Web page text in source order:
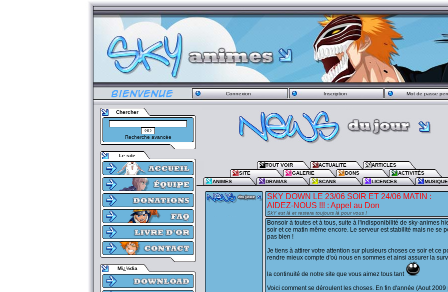
Connexion Inscription Mot de passe
Chercher
Recherche avancée
Le site
Mï¿½dia
TOUT VOIR ACTUALITE
ARTICLES
SITE
GALERIE DONS
ACTIVITÉS
ANIMES
DRAMAS SCANS LICENCES
SKY DOWN LE 23/06 SOIR ET 24/06 MATIN :
AIDEZ-NOUS !!! : Appel au Don
SkY est là et restera toujours là pour vous !
Bonsoir à toutes et à tous, suite à l'indisponibilité de sky-animes
soir et ce matin même encore. Le serveur est stabilité mais ne se
pas bien !
Je tiens à attirer votre attention sur plusieurs choses ce soir et ce
rendre mieux compte d'où nous en sommes et ainsi assurer la
la continuité de notre site que vous aimez tous tant
Voici comment se déroulent les choses. En fin d'année (Aout 2009